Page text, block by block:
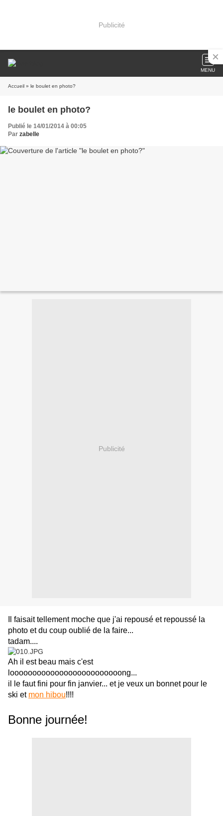
Publicité
MENU
Accueil » le boulet en photo?
le boulet en photo?
Publié le 14/01/2014 à 00:05
Par zabelle
Publicité
Il faisait tellement moche que j'ai repousé et repoussé la
photo et du coup oublié de la faire...
tadam....
Ah il est beau mais c'est
looooooooooooooooooooooooong...
il le faut fini pour fin janvier... et je veux un bonnet pour le
ski et mon hibou!!!!
Bonne journée!